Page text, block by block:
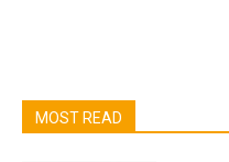
MOST READ